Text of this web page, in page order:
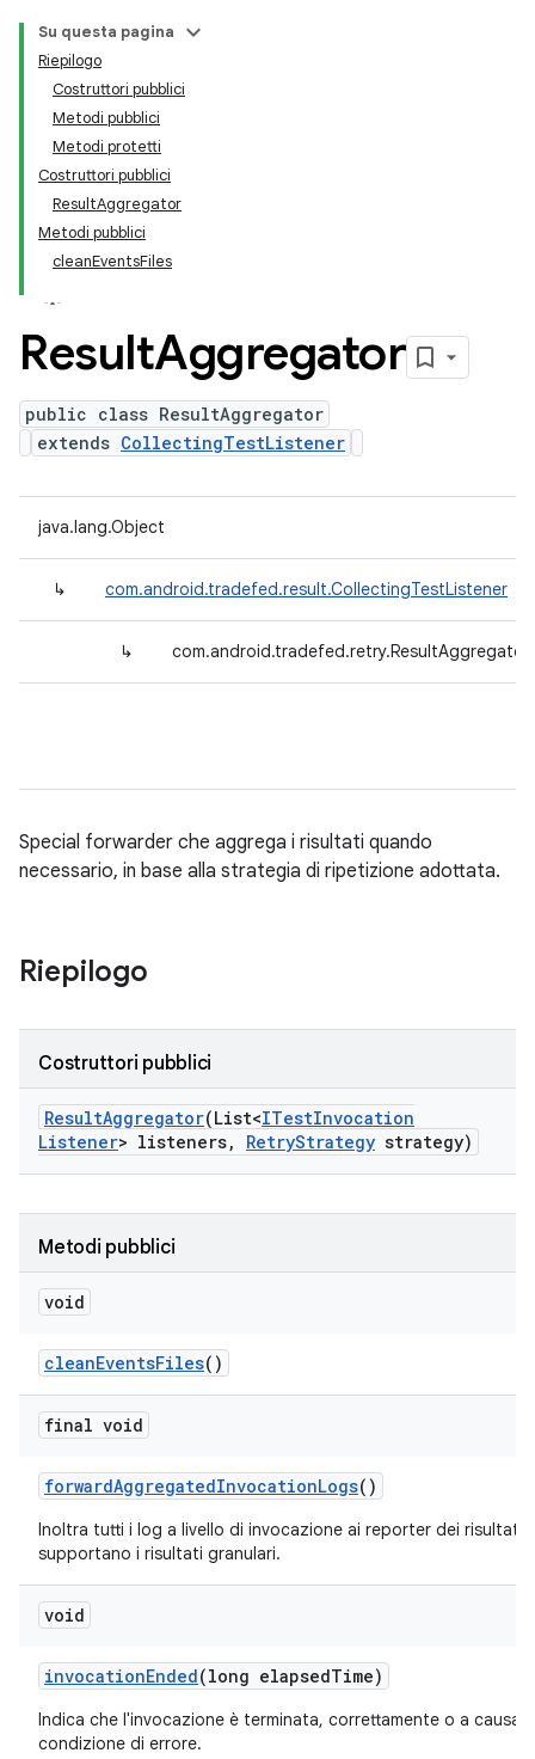
Su questa pagina
Riepilogo
Costruttori pubblici
Metodi pubblici
Metodi protetti
Costruttori pubblici
ResultAggregator
Metodi pubblici
cleanEventsFiles
ResultAggregator
public class ResultAggregator
extends CollectingTestListener
java.lang.Object
↳ com.android.tradefed.result.CollectingTestListener
↳ com.android.tradefed.retry.ResultAggregator
Special forwarder che aggrega i risultati quando
necessario, in base alla strategia di ripetizione adottata.
Riepilogo
Costruttori pubblici
ResultAggregator(List<ITestInvocation
Listener> listeners, RetryStrategy strategy)
Metodi pubblici
void
cleanEventsFiles()
final void
forwardAggregatedInvocationLogs()
Inoltra tutti i log a livello di invocazione ai reporter dei risultati
supportano i risultati granulari.
void
invocationEnded(long elapsedTime)
Indica che l'invocazione è terminata, correttamente o a causa
condizione di errore.